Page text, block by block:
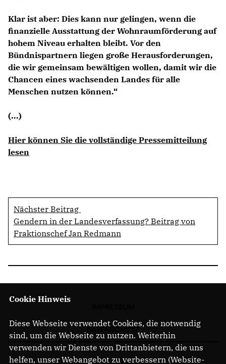
Klar ist aber: Dies kann nur gelingen, wenn die
finanzielle Ausstattung der Wohnraumförderung auf
hohem Niveau erhalten bleibt. Vor den
Bündnispartnern liegen große Herausforderungen,
die wir gemeinsam bewältigen wollen, damit wir die
Chancen eines wachsenden Landes für alle
Menschen nutzen können.“
(...)
Hier können Sie die vollständige Pressemitteilung
lesen
Nächster Beitrag
Gendern in der Landesverfassung? Beitrag von
Fraktionschef Jan Redmann
Cookie Hinweis
Diese Webseite verwendet Cookies, die notwendig
sind, um die Webseite zu nutzen. Weiterhin
verwenden wir Dienste von Drittanbietern, die uns
helfen, unser Webangebot zu verbessern (Website-